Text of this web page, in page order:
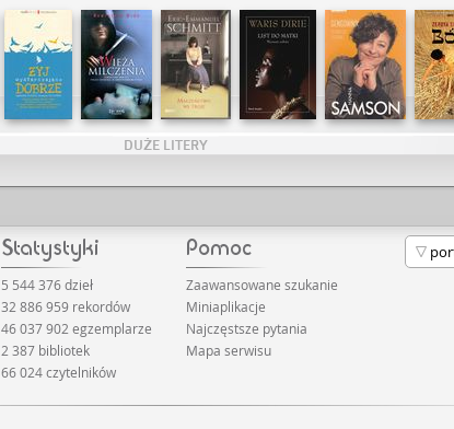
DUŻE LITERY
5 544 376 dzieł
32 886 959 rekordów
46 037 902 egzemplarze
2 387 bibliotek
66 024 czytelników
Zaawansowane szukanie
Miniaplikacje
Najczęstsze pytania
Mapa serwisu